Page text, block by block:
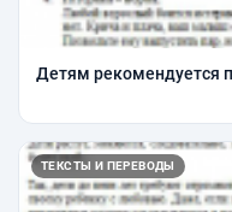
Детям рекомендуется
ТЕКСТЫ И ПЕРЕВОДЫ